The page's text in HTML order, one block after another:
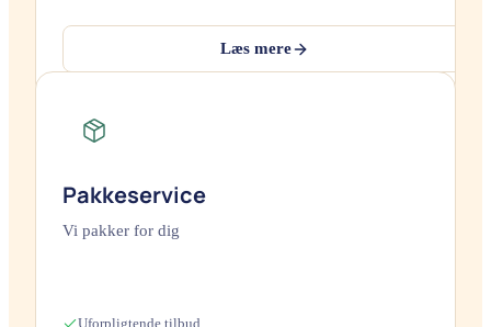
Læs mere
Pakkeservice
Vi pakker for dig
Uforpligtende tilbud